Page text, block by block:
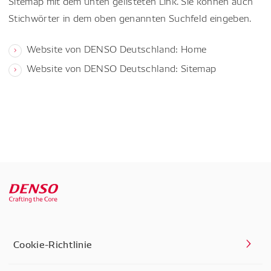
Stichwörter in dem oben genannten Suchfeld eingeben.
Website von DENSO Deutschland: Home
Website von DENSO Deutschland: Sitemap
Cookie-Richtlinie